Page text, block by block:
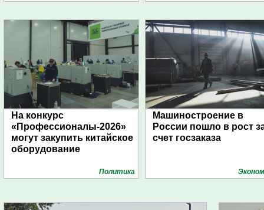
На конкурс
«Профессионалы-2026»
могут закупить китайское
оборудование
Политика
Машиностроение в
России пошло в рост
счет госзаказа